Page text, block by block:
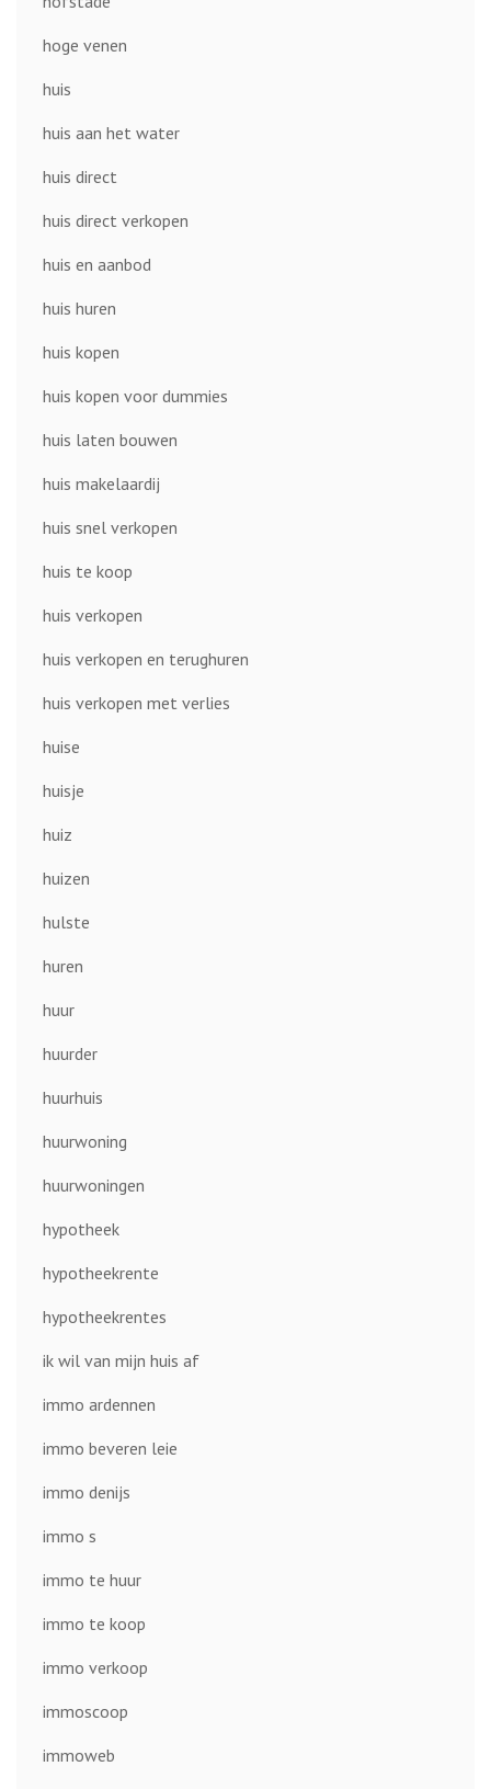
hoge venen
huis
huis aan het water
huis direct
huis direct verkopen
huis en aanbod
huis huren
huis kopen
huis kopen voor dummies
huis laten bouwen
huis makelaardij
huis snel verkopen
huis te koop
huis verkopen
huis verkopen en terughuren
huis verkopen met verlies
huise
huisje
huiz
huizen
hulste
huren
huur
huurder
huurhuis
huurwoning
huurwoningen
hypotheek
hypotheekrente
hypotheekrentes
ik wil van mijn huis af
immo ardennen
immo beveren leie
immo denijs
immo s
immo te huur
immo te koop
immo verkoop
immoscoop
immoweb